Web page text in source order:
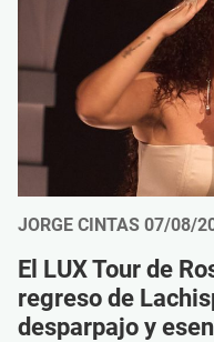
JORGE CINTAS 07/08/
El LUX Tour de
regreso de
desparpajo y